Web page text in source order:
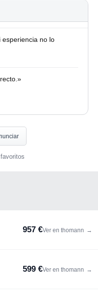
esperiencia no lo
957 €Ver en thomann →
599 €Ver en thomann →